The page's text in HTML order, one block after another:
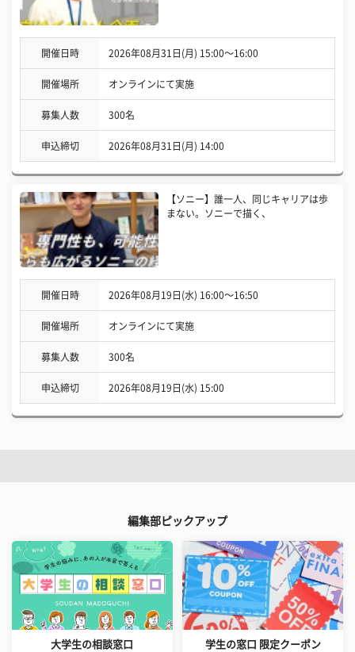
開催日時 2026年08月31日(月) 15:00〜16:00
開催場所 オンラインにて実施
募集人数 300名
申込締切 2026年08月31日(月) 14:00
【ソニー】誰一人、同じキャリアは歩
まない。ソニーで描く、
開催日時 2026年08月19日(水) 16:00〜16:50
開催場所 オンラインにて実施
募集人数 300名
申込締切 2026年08月19日(水) 15:00
編集部ピックアップ
大学生の相談窓口 学生の窓口 限定クーポン